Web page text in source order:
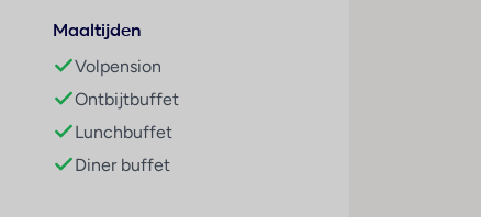
Maaltijden
Volpension
Ontbijtbuffet
Lunchbuffet
Diner buffet